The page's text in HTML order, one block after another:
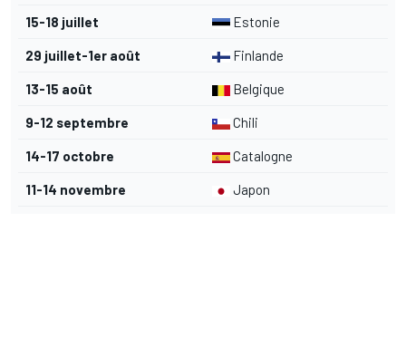
15-18 juillet Estonie
29 juillet-1er août Finlande
13-15 août Belgique
9-12 septembre Chili
14-17 octobre Catalogne
11-14 novembre Japon